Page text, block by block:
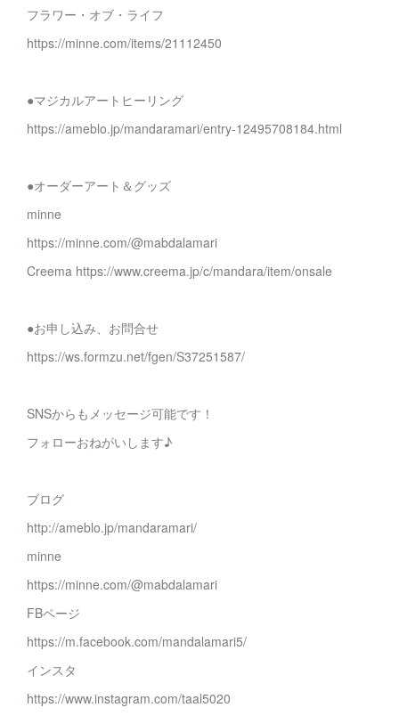
フラワー・オブ・ライフ
https://minne.com/items/21112450
●マジカルアートヒーリング
https://ameblo.jp/mandaramari/entry-12495708184.html
●オーダーアート＆グッズ
minne
https://minne.com/@mabdalamari
Creema https://www.creema.jp/c/mandara/item/onsale
●お申し込み、お問合せ
https://ws.formzu.net/fgen/S37251587/
SNSからもメッセージ可能です！
フォローおねがいします♪
ブログ
http://ameblo.jp/mandaramari/
minne
https://minne.com/@mabdalamari
FBページ
https://m.facebook.com/mandalamari5/
インスタ
https://www.instagram.com/taal5020